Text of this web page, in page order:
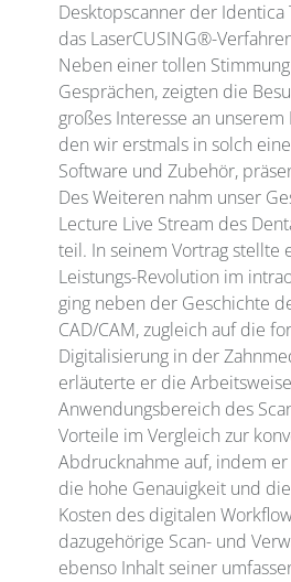
Desktopscanner der Identica
das LaserCUSING®-
Neben einer tollen
Gesprächen, zeigten die
großes Interesse an
den wir erstmals in solch
Software und Zubehör,
Des Weiteren nahm unser
Lecture Live Stream des
teil. In seinem Vortrag stellte
Leistungs-Revolution im
ging neben der Geschichte
CAD/CAM, zugleich auf die
Digitalisierung in der
erläuterte er die
Anwendungsbereich des
Vorteile im Vergleich zur
Abdrucknahme auf, indem
die hohe Genauigkeit und
Kosten des digitalen
dazugehörige Scan- und
ebenso Inhalt seiner